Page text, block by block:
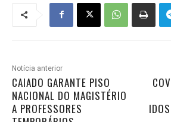
Notícia anterior
CAIADO GARANTE PISO
NACIONAL DO MAGISTÉRIO
A PROFESSORES